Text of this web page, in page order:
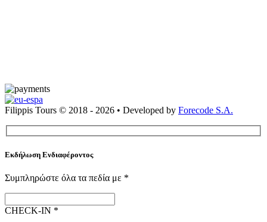
Filippis Tours © 2018 - 2026 • Developed by Forecode S.A.
Εκδήλωση Ενδιαφέροντος
Συμπληρώστε όλα τα πεδία με *
CHECK-IN *